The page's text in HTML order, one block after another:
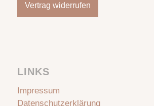
Vertrag widerrufen
LINKS
Impressum
Datenschutzerklärung